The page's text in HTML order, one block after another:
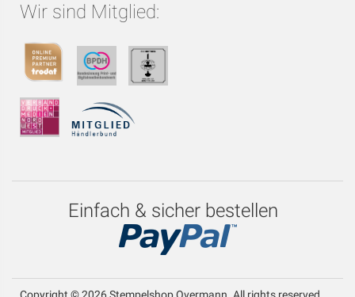
Wir sind Mitglied:
Einfach & sicher bestellen